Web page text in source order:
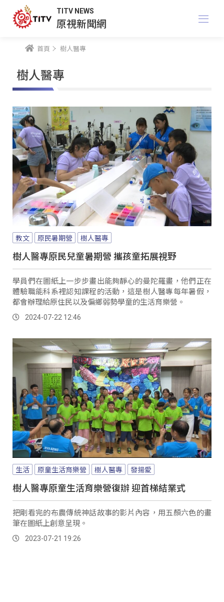
TITV NEWS
原視新聞網
首頁 樹人醫專
樹人醫專
教文 原民暑期營 樹人醫專
樹人醫專原民兒童暑期營 攜孩童拓展視野
學員們在圖紙上一步步畫出能夠靜心的曼陀羅畫，他們正在
體驗職能科系裡認知課程的活動，這是樹人醫專每年暑假，
都會辦理給原住民以及偏鄉弱勢學童的生活育樂營。
2024-07-22 12:46
生活 原童生活育樂營 樹人醫專 發揚愛
樹人醫專原童生活育樂營復辦 迎首梯結業式
把剛看完的布農傳統神話故事的影片內容，用五顏六色的畫
筆在圖紙上創意呈現。
2023-07-21 19:26